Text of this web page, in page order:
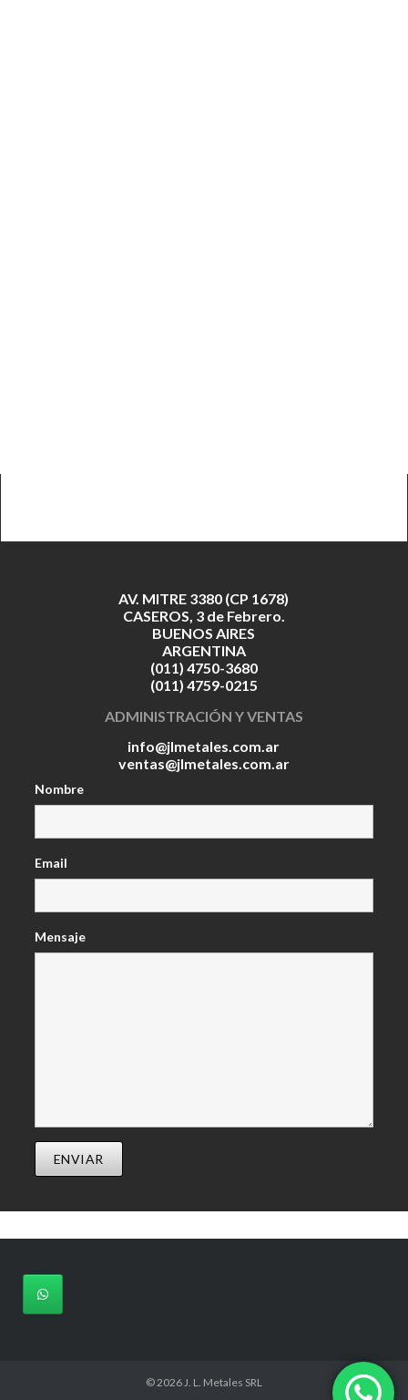
AV. MITRE 3380 (CP 1678)
CASEROS, 3 de Febrero.
BUENOS AIRES
ARGENTINA
(011) 4750-3680
(011) 4759-0215
ADMINISTRACIÓN Y VENTAS
info@jlmetales.com.ar
ventas@jlmetales.com.ar
Nombre
Email
Mensaje
ENVIAR
© 2026J. L. Metales SRL